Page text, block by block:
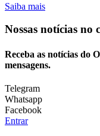
Saiba mais
Nossas notícias no
Receba as notícias do
mensagens.
Telegram
Whatsapp
Facebook
Entrar